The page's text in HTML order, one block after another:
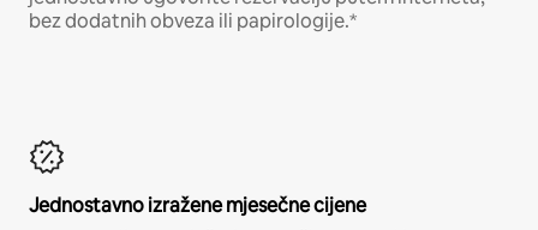
bez dodatnih obveza ili papirologije.*
Jednostavno izražene mjesečne cijene